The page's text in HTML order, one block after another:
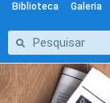
Biblioteca Galeria